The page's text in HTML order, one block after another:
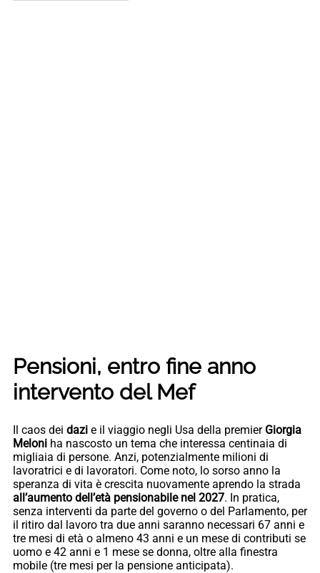
Pensioni, entro fine anno
intervento del Mef
Il caos dei dazi e il viaggio negli Usa della premier Giorgia
Meloni ha nascosto un tema che interessa centinaia di
migliaia di persone. Anzi, potenzialmente milioni di
lavoratrici e di lavoratori. Come noto, lo sorso anno la
speranza di vita è crescita nuovamente aprendo la strada
all’aumento dell’età pensionabile nel 2027. In pratica,
senza interventi da parte del governo o del Parlamento, per
il ritiro dal lavoro tra due anni saranno necessari 67 anni e
tre mesi di età o almeno 43 anni e un mese di contributi se
uomo e 42 anni e 1 mese se donna, oltre alla finestra
mobile (tre mesi per la pensione anticipata).